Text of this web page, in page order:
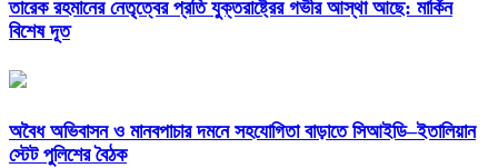
তারেক রহমানের নেতৃত্বের প্রতি যুক্তরাষ্ট্রের গভীর আস্থা আছে: মার্কিন
বিশেষ দূত
অবৈধ অভিবাসন ও মানবপাচার দমনে সহযোগিতা বাড়াতে সিআইডি–ইতালিয়ান
স্টেট পুলিশের বৈঠক